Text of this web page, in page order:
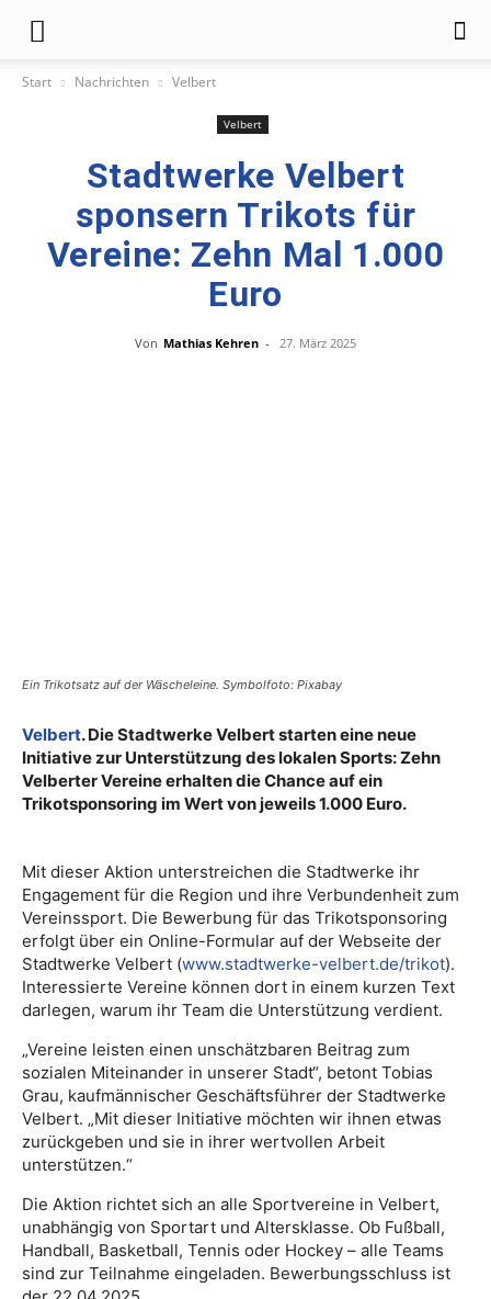
Start Nachrichten Velbert
Velbert
Stadtwerke Velbert
sponsern Trikots für
Vereine: Zehn Mal 1.000
Euro
Von Mathias Kehren - 27. März 2025
Ein Trikotsatz auf der Wäscheleine. Symbolfoto: Pixabay
Velbert. Die Stadtwerke Velbert starten eine neue
Initiative zur Unterstützung des lokalen Sports: Zehn
Velberter Vereine erhalten die Chance auf ein
Trikotsponsoring im Wert von jeweils 1.000 Euro.
Mit dieser Aktion unterstreichen die Stadtwerke ihr
Engagement für die Region und ihre Verbundenheit zum
Vereinssport. Die Bewerbung für das Trikotsponsoring
erfolgt über ein Online-Formular auf der Webseite der
Stadtwerke Velbert (www.stadtwerke-velbert.de/trikot).
Interessierte Vereine können dort in einem kurzen Text
darlegen, warum ihr Team die Unterstützung verdient.
„Vereine leisten einen unschätzbaren Beitrag zum
sozialen Miteinander in unserer Stadt“, betont Tobias
Grau, kaufmännischer Geschäftsführer der Stadtwerke
Velbert. „Mit dieser Initiative möchten wir ihnen etwas
zurückgeben und sie in ihrer wertvollen Arbeit
unterstützen.“
Die Aktion richtet sich an alle Sportvereine in Velbert,
unabhängig von Sportart und Altersklasse. Ob Fußball,
Handball, Basketball, Tennis oder Hockey – alle Teams
sind zur Teilnahme eingeladen. Bewerbungsschluss ist